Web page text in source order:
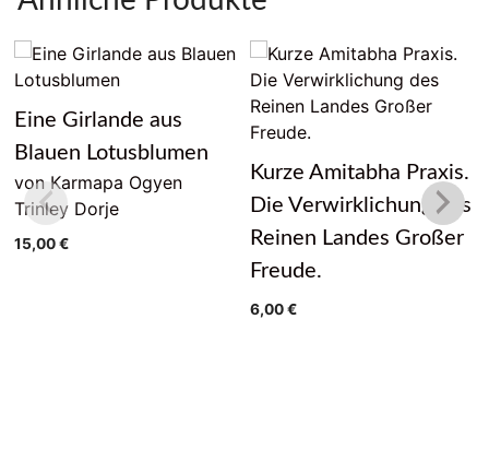
Eine Girlande aus
Blauen Lotusblumen
von Karmapa Ogyen
Trinley Dorje
15,00€
Kurze Amitabha Praxis.
Die Verwirklichung des
Reinen Landes Großer
Freude.
6,00€